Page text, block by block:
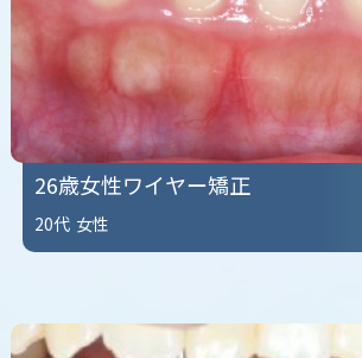
26歳女性ワイヤー矯正
20代 女性